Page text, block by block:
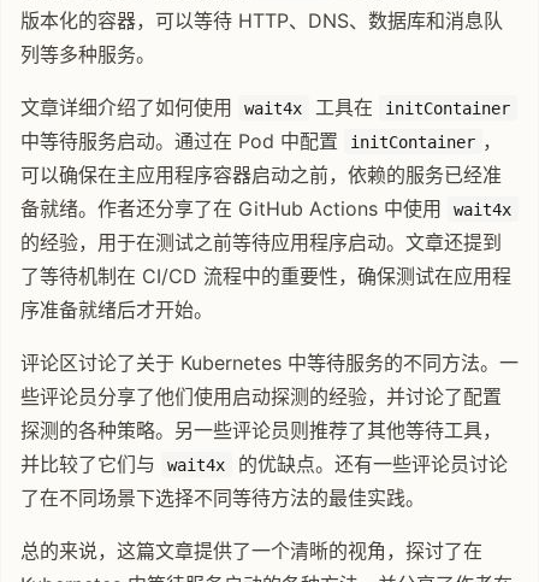
版本化的容器，可以等待 HTTP、DNS、数据库和消息队
列等多种服务。
文章详细介绍了如何使用 wait4x 工具在 initContainer
中等待服务启动。通过在 Pod 中配置 initContainer ，
可以确保在主应用程序容器启动之前，依赖的服务已经准
备就绪。作者还分享了在 GitHub Actions 中使用
wait4x
的经验，用于在测试之前等待应用程序启动。文章还提到
了等待机制在 CI/CD 流程中的重要性，确保测试在应用程
序准备就绪后才开始。
评论区讨论了关于 Kubernetes 中等待服务的不同方法。一
些评论员分享了他们使用启动探测的经验，并讨论了配置
探测的各种策略。另一些评论员则推荐了其他等待工具，
并比较了它们与
wait4x
的优缺点。还有一些评论员讨论
了在不同场景下选择不同等待方法的最佳实践。
总的来说，这篇文章提供了一个清晰的视角，探讨了在